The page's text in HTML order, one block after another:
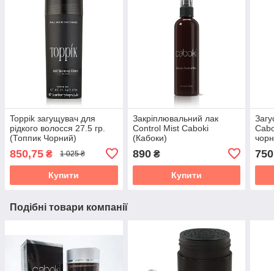
Toppik загущувач для
рідкого волосся 27.5 гр.
(Топпик Чорний)
850,75 ₴ 1 025 ₴
Купити
Закріплювальний лак
Control Mist Caboki
(Кабоки)
890₴
Купити
750
Подібні товари компанії